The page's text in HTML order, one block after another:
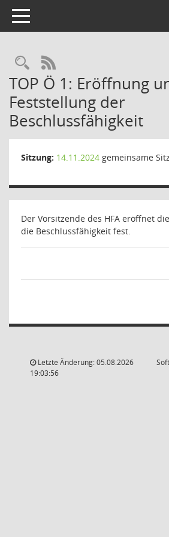
Toggle navigation
Rechercheauswahl
RSS-Feed
TOP Ö 1: Eröffnung
Feststellung der
Beschlussfähigkeit
Sitzung: 14.11.2024 gemeinsame
Der Vorsitzende des HFA eröffnet
die Beschlussfähigkeit fest.
Letzte Änderung: 05.08.2026
19:03:56